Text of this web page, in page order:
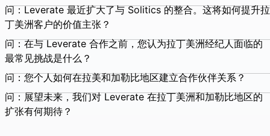
问：Leverate 最近扩大了与 Solitics 的整合。这将如何提升拉
丁美洲客户的价值主张？
问：在与 Leverate 合作之前，您认为拉丁美洲经纪人面临的
最常见挑战是什么？
问：您个人如何在拉美和加勒比地区建立合作伙伴关系？
问：展望未来，我们对 Leverate 在拉丁美洲和加勒比地区的
扩张有何期待？